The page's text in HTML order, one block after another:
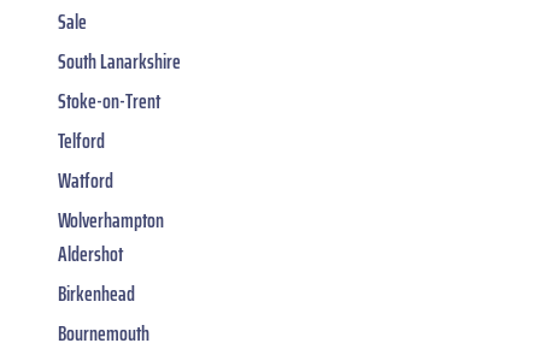
Sale
South Lanarkshire
Stoke-on-Trent
Telford
Watford
Wolverhampton
Aldershot
Birkenhead
Bournemouth